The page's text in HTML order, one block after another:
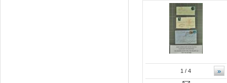
»
1 / 4